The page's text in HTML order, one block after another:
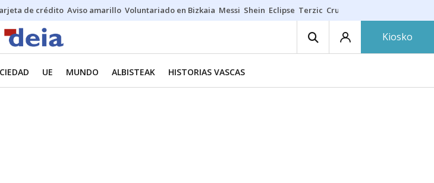
de crédito Aviso amarillo Voluntariado en Bizkaia Messi Shein Eclipse Terzic Cruz Gorbeia
Kiosko
UE MUNDO ALBISTEAK HISTORIAS VASCAS